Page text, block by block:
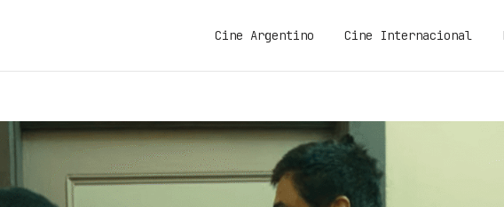
Cine Argentino Cine Internacional